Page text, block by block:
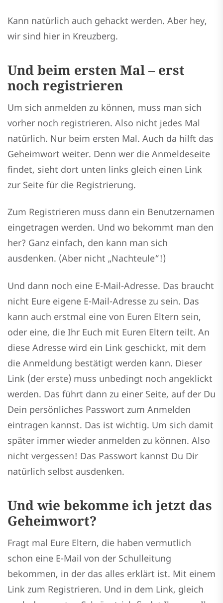
Kann natürlich auch gehackt werden. Aber hey,
wir sind hier in Kreuzberg.
Und beim ersten Mal – erst
noch registrieren
Um sich anmelden zu können, muss man sich
vorher noch registrieren. Also nicht jedes Mal
natürlich. Nur beim ersten Mal. Auch da hilft das
Geheimwort weiter. Denn wer die Anmeldeseite
findet, sieht dort unten links gleich einen Link
zur Seite für die Registrierung.
Zum Registrieren muss dann ein Benutzernamen
eingetragen werden. Und wo bekommt man den
her? Ganz einfach, den kann man sich
ausdenken. (Aber nicht „Nachteule“!)
Und dann noch eine E-Mail-Adresse. Das braucht
nicht Eure eigene E-Mail-Adresse zu sein. Das
kann auch erstmal eine von Euren Eltern sein,
oder eine, die Ihr Euch mit Euren Eltern teilt. An
diese Adresse wird ein Link geschickt, mit dem
die Anmeldung bestätigt werden kann. Dieser
Link (der erste) muss unbedingt noch angeklickt
werden. Das führt dann zu einer Seite, auf der Du
Dein persönliches Passwort zum Anmelden
eintragen kannst. Das ist wichtig. Um sich damit
später immer wieder anmelden zu können. Also
nicht vergessen! Das Passwort kannst Du Dir
natürlich selbst ausdenken.
Und wie bekomme ich jetzt das
Geheimwort?
Fragt mal Eure Eltern, die haben vermutlich
schon eine E-Mail von der Schulleitung
bekommen, in der das alles erklärt ist. Mit einem
Link zum Registrieren. Und in dem Link, gleich